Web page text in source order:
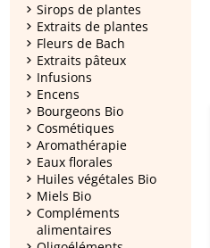
Sirops de plantes
Extraits de plantes
Fleurs de Bach
Extraits pâteux
Infusions
Encens
Bourgeons Bio
Cosmétiques
Aromathérapie
Eaux florales
Huiles végétales Bio
Miels Bio
Compléments
alimentaires